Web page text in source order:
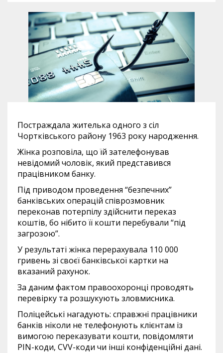
Постраждала жителька одного з сіл
Чортківського району 1963 року народження.
Жінка розповіла, що їй зателефонував
невідомий чоловік, який представився
працівником банку.
Під приводом проведення “безпечних”
банківських операцій співрозмовник
переконав потерпілу здійснити переказ
коштів, бо нібито її кошти перебували “під
загрозою”.
У результаті жінка перерахувала 110 000
гривень зі своєї банківської картки на
вказаний рахунок.
За даним фактом правоохоронці проводять
перевірку та розшукують зловмисника.
Поліцейські нагадують: справжні працівники
банків ніколи не телефонують клієнтам із
вимогою переказувати кошти, повідомляти
PIN-коди, CVV-коди чи інші конфіденційні дані.